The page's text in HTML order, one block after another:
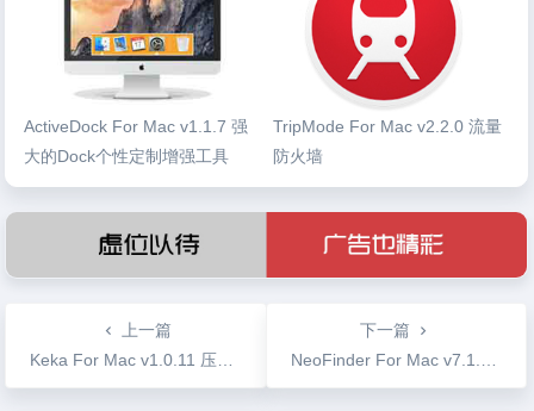
ActiveDock For Mac v1.1.7 强
大的Dock个性定制增强工具
TripMode For Mac v2.2.0 流量
防火墙
上一篇
Keka For Mac v1.0.11 压缩解压工具支持众多格式
下一篇
NeoFinder For Mac v7.1.1 系统文件管理工具